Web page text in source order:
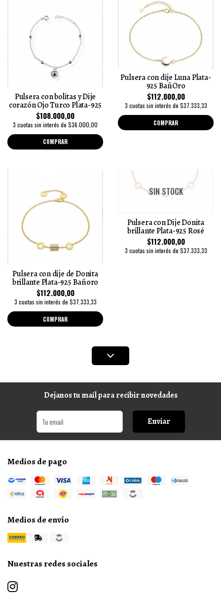
Pulsera con bolitas y Dije
corazón Ojo Turco Plata-925
$108.000,00
3 cuotas sin interés de $36.000,00
COMPRAR
Pulsera con dije Luna Plata-
925 BañOro
$112.000,00
3 cuotas sin interés de $37.333,33
COMPRAR
Pulsera con dije de Donita
brillante Plata-925 Bañoro
$112.000,00
3 cuotas sin interés de $37.333,33
COMPRAR
SIN STOCK
Pulsera con Dije Donita
brillante Plata-925 Rosé
$112.000,00
3 cuotas sin interés de $37.333,33
Dejanos tu mail para recibir novedades
Enviar
Medios de pago
Medios de envío
Nuestras redes sociales